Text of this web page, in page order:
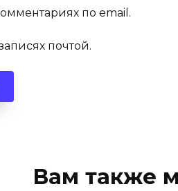
по email.
почтой.
Вам также